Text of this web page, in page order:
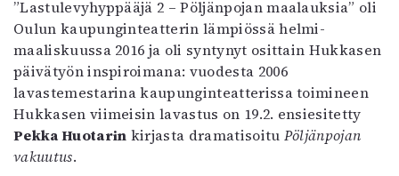
”Lastulevyhyppääjä 2 – Pöljänpojan maalauksia” oli
Oulun kaupunginteatterin lämpiössä helmi-
maaliskuussa 2016 ja oli syntynyt osittain Hukkasen
päivätyön inspiroimana: vuodesta 2006
lavastemestarina kaupunginteatterissa toimineen
Hukkasen viimeisin lavastus on 19.2. ensiesitetty
Pekka Huotarin kirjasta dramatisoitu Pöljänpojan
vakuutus.